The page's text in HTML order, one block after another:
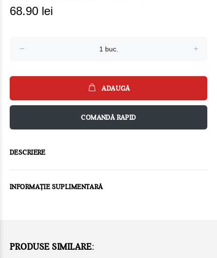
68.90 lei
ADAUGĂ
COMANDĂ RAPID
DESCRIERE
INFORMAȚIE SUPLIMENTARĂ
PRODUSE SIMILARE: